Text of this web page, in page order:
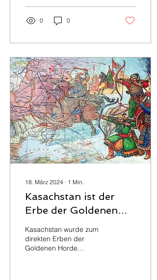
Kompromiss und
Interessenausgleich. Die
folgenden Bestandteile
Koalitionen können
unterschieden werden:
Die folgenden
Bestandteile der Bildung
solcher Koalitionen können
unterschieden werden: 1.
Eine klare Vision und
Mission haben. Um
erfolgreich zu sein, ist es
von entscheidender
Bedeutung, eine klare
Vision zu haben, die von
der...
0 0
18. März 2024 ∙ 1 Min.
Kasachstan ist der
Erbe der Goldenen
Horde
Kasachstan wurde zum
direkten Erben der
Goldenen Horde